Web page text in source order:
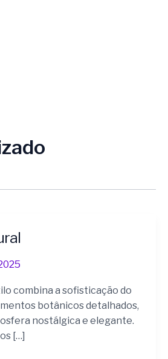
combina a sofisticação do
botânicos detalhados,
nostálgica e elegante.
[…]